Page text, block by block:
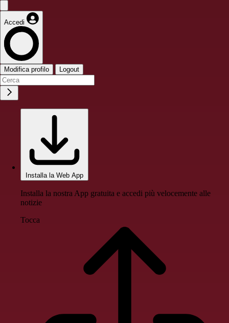
Accedi
Modifica profilo Logout
Installa la Web App
Installa la nostra App gratuita e accedi più velocemente alle
notizie
Tocca